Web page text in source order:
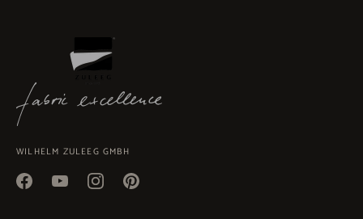
WILHELM ZULEEG GMBH